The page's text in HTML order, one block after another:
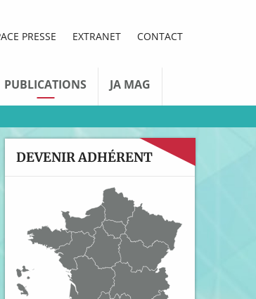
PRESSE EXTRANET CONTACT
PUBLICATIONS JA MAG
DEVENIR ADHÉRENT